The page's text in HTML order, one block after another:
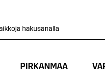
PIRKANMAA